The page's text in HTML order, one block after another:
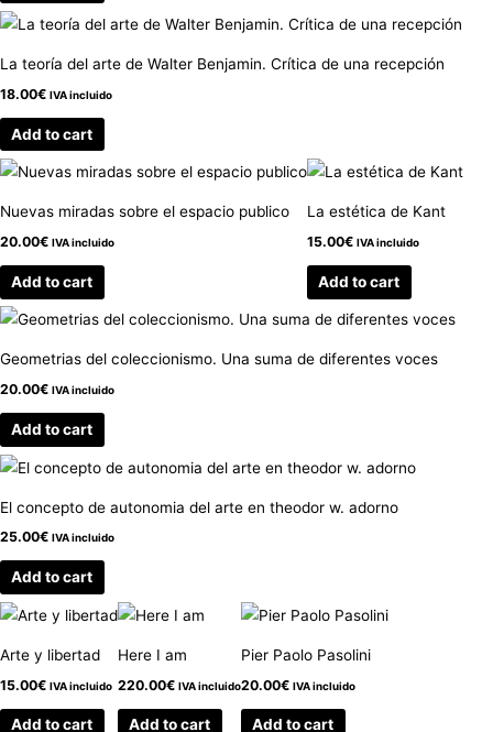
La teoría del arte de Walter Benjamin. Crítica de una recepción
18.00€ IVA incluido
Add to cart
Nuevas miradas sobre el espacio publico
20.00€ IVA incluido
Add to cart
La estética de Kant
15.00€ IVA incluido
Add to cart
Geometrias del coleccionismo. Una suma de diferentes voces
20.00€ IVA incluido
Add to cart
El concepto de autonomia del arte en theodor w. adorno
25.00€ IVA incluido
Add to cart
Arte y libertad
15.00€ IVA incluido
Add to cart
Here I am
220.00€ IVA incluido
Add to cart
Pier Paolo Pasolini
20.00€ IVA incluido
Add to cart